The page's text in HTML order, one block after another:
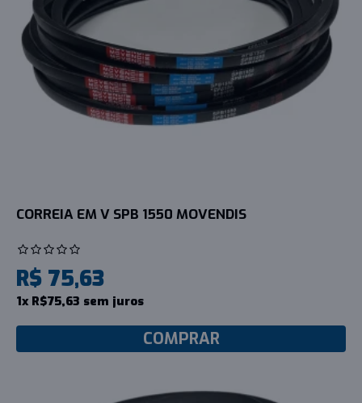
CORREIA EM V SPB 1550 MOVENDIS
R$ 75,63
1x R$75,63 sem juros
COMPRAR